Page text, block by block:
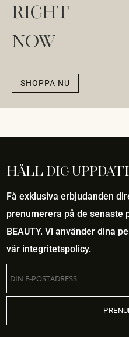
right
now
SHOPPA NU
Håll dig
Få exklusiva erbjudanden
prenumerera på de senaste
BEAUTY. Vi använder dina
vår integritetspolicy.